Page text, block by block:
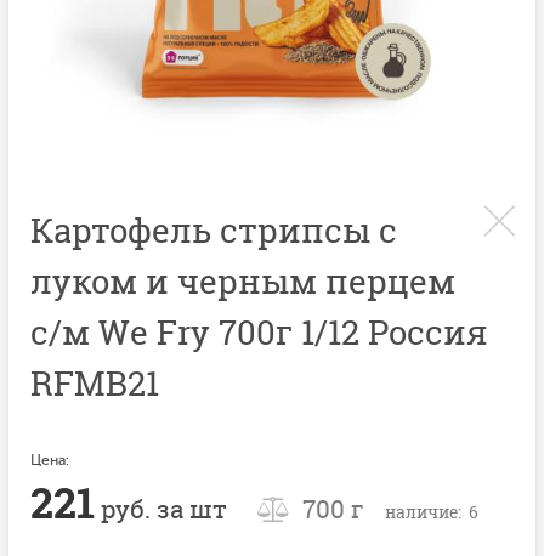
Картофель стрипсы с
луком и черным перцем
с/м We Fry 700г 1/12 Россия
RFMB21
Цена:
221руб. за шт 700 г наличие: 6